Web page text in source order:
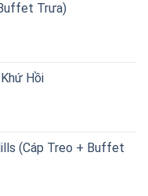
Trưa)
Hồi
(Cáp Treo + Buffet